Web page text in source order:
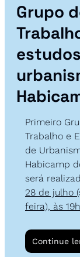
Grupo
Primeiro
Trabalho e
de
Habicamp
28 de julho
feira), às 19h
Continue